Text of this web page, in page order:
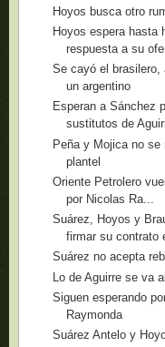
Hoyos busca otro
Hoyos espera hasta
respuesta a su
Se cayó el brasilero,
un argentino
Esperan a Sánchez
sustitutos de
Peña y Mojica no se
plantel
Oriente Petrolero
por Nicolas Ra...
Suárez, Hoyos y
firmar su contrato
Suárez no acepta
Lo de Aguirre se va
Siguen esperando
Raymonda
Suárez Antelo y